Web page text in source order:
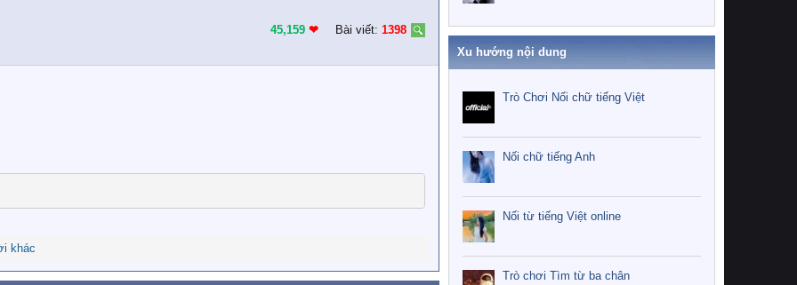
45,159 ❤︎ Bài viết: 1398
khác
Xu hướng nội dung
Trò Chơi Nối chữ tiếng Việt
Nối chữ tiếng Anh
Nối từ tiếng Việt online
Trò chơi Tìm từ ba chân